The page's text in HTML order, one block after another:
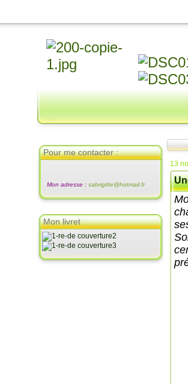
Pour me contacter :
Mon adresse : sabrigitte@hotmail.fr
Mon livret
13